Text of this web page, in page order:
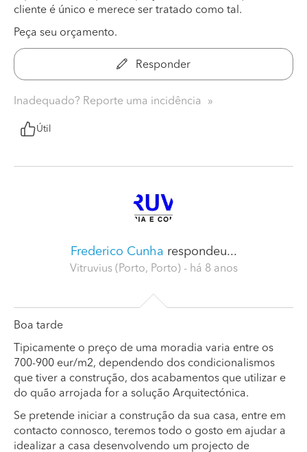
cliente é único e merece ser tratado como tal.
Peça seu orçamento.
Responder
Inadequado? Reporte uma incidência
Útil
Frederico Cunha respondeu...
Vitruvius (Porto, Porto) - há 8 anos
Boa tarde
Tipicamente o preço de uma moradia varia entre os
700-900 eur/m2, dependendo dos condicionalismos
que tiver a construção, dos acabamentos que utilizar e
do quão arrojada for a solução Arquitectónica.
Se pretende iniciar a construção da sua casa, entre em
contacto connosco, teremos todo o gosto em ajudar a
idealizar a casa desenvolvendo um projecto de